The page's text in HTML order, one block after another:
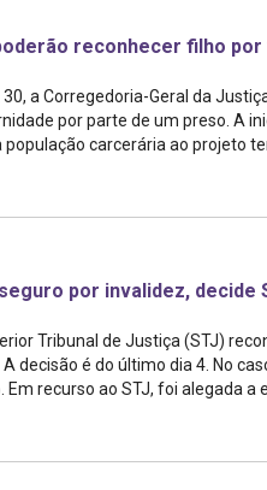
reconhecer filho
a Corregedoria-Geral da
por parte de um preso. A
carcerária ao projeto
por invalidez, decide
Tribunal de Justiça (STJ)
decisão é do último dia 4. No
recurso ao STJ, foi alegada a